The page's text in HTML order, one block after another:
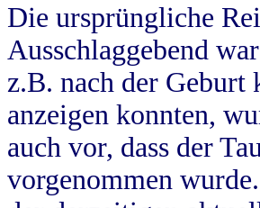
Die ursprüngliche
Ausschlaggebend
z.B. nach der
anzeigen konnten,
auch vor, dass der
vorgenommen